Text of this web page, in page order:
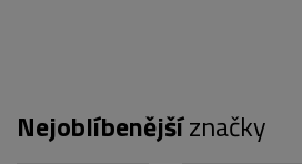
Nejoblíbenějšíznačky